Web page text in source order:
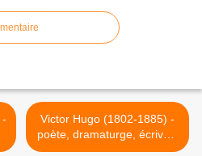
Victor Hugo (1802-1885) -
poète, dramaturge, écrivain
- La nature >